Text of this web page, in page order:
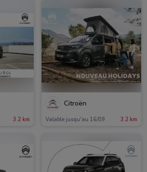
3.2 km
Citroën
Valable jusqu'au 16/09 3.2 km